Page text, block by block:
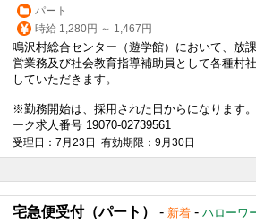
パート
時給 1,280円 ～ 1,467円
鳴沢村総合センター（遊学館）において、放
営業務及び社会教育指導補助員として各種村
していただきます。
※勤務開始は、採用された日からになります
ーク求人番号 19070-02739561
受理日：7月23日 有効期限：9月30日
宅急便受付（パート） - 新着 - ハローワ